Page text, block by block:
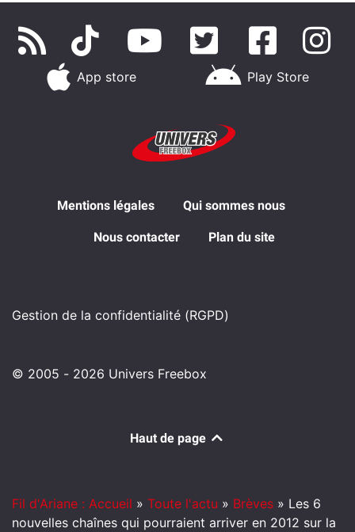
App store Play Store
Mentions légales Qui sommes nous
Nous contacter Plan du site
Gestion de la confidentialité (RGPD)
© 2005 - 2026 Univers Freebox
Haut de page
Fil d'Ariane : Accueil » Toute l'actu » Brèves » Les 6
nouvelles chaînes qui pourraient arriver en 2012 sur la